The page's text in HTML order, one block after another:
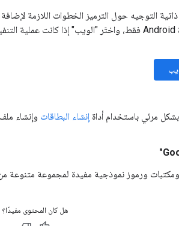
مرئي باستخدام أداة إنشاء البطاقات
ورموز نموذجية مفيدة لمجموعة متنوعة
هل كان المحتوى مفيدًا؟